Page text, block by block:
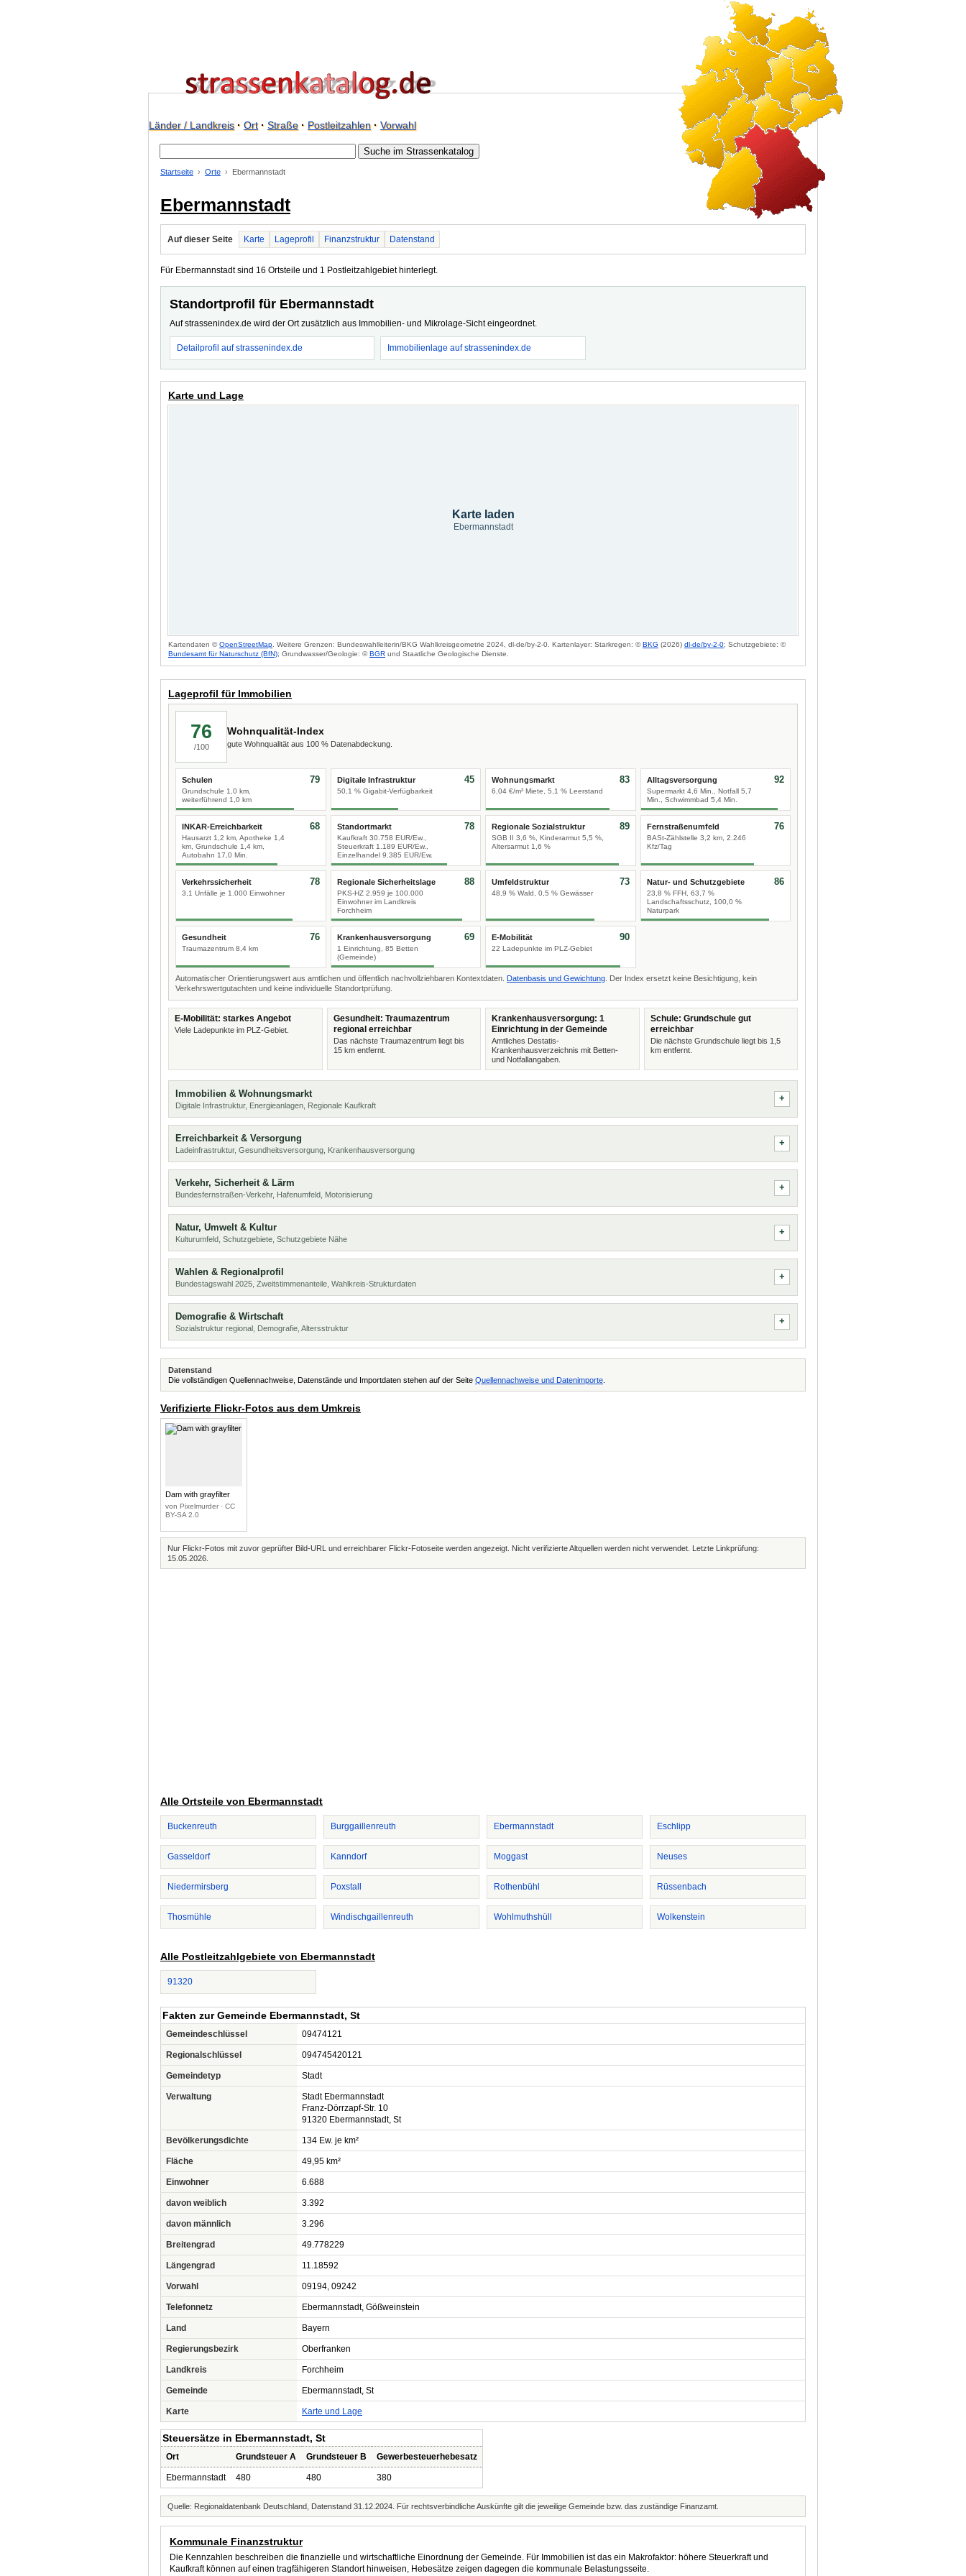
Länder / Landkreis· Ort· Straße· Postleitzahlen· Vorwahl
Startseite Orte Ebermannstadt
Ebermannstadt
Auf dieser Seite Karte Lageprofil Finanzstruktur Datenstand
Für Ebermannstadt sind 16 Ortsteile und 1 Postleitzahlgebiet hinterlegt.
Standortprofil für Ebermannstadt
Auf strassenindex.de wird der Ort zusätzlich aus Immobilien- und Mikrolage-Sicht eingeordnet.
Detailprofil auf strassenindex.de Immobilienlage auf strassenindex.de
Karte und Lage
Karte laden
Ebermannstadt
Kartendaten ©OpenStreetMap . Weitere Grenzen: Bundeswahlleiterin/BKG Wahlkreisgeometrie 2024, dl-de/by-2-0. Kartenlayer: Starkregen: ©BKG (2026) dl-de/by-2-0; Schutzgebiete: ©
Bundesamt für Naturschutz (BfN); Grundwasser/Geologie: ©BGR und Staatliche Geologische Dienste.
Lageprofil für Immobilien
76
/100
Wohnqualität-Index
gute Wohnqualität aus 100 % Datenabdeckung.
Schulen
Grundschule 1,0 km,
weiterführend 1,0 km
79 Digitale Infrastruktur
50,1 % Gigabit-Verfügbarkeit
45 Wohnungsmarkt
6,04 €/m² Miete, 5,1 % Leerstand
83 Alltagsversorgung
Supermarkt 4,6 Min., Notfall 5,7
Min., Schwimmbad 5,4 Min.
92
INKAR-Erreichbarkeit
Hausarzt 1,2 km, Apotheke 1,4
km, Grundschule 1,4 km,
Autobahn 17,0 Min.
68 Standortmarkt
Kaufkraft 30.758 EUR/Ew.,
Steuerkraft 1.189 EUR/Ew.,
Einzelhandel 9.385 EUR/Ew.
78 Regionale Sozialstruktur
SGB II 3,6 %, Kinderarmut 5,5 %,
Altersarmut 1,6 %
89 Fernstraßenumfeld
BASt-Zählstelle 3,2 km, 2.246
Kfz/Tag
76
Verkehrssicherheit
3,1 Unfälle je 1.000 Einwohner
78 Regionale Sicherheitslage
PKS-HZ 2.959 je 100.000
Einwohner im Landkreis
Forchheim
88 Umfeldstruktur
48,9 % Wald, 0,5 % Gewässer
73 Natur- und Schutzgebiete
23,8 % FFH, 63,7 %
Landschaftsschutz, 100,0 %
Naturpark
86
Gesundheit
Traumazentrum 8,4 km
76 Krankenhausversorgung
1 Einrichtung, 85 Betten
(Gemeinde)
69 E-Mobilität
22 Ladepunkte im PLZ-Gebiet
90
Automatischer Orientierungswert aus amtlichen und öffentlich nachvollziehbaren Kontextdaten. Datenbasis und Gewichtung . Der Index ersetzt keine Besichtigung, kein
Verkehrswertgutachten und keine individuelle Standortprüfung.
E-Mobilität: starkes Angebot
Viele Ladepunkte im PLZ-Gebiet.
Gesundheit: Traumazentrum
regional erreichbar
Das nächste Traumazentrum liegt bis
15 km entfernt.
Krankenhausversorgung: 1
Einrichtung in der Gemeinde
Amtliches Destatis-
Krankenhausverzeichnis mit Betten-
und Notfallangaben.
Schule: Grundschule gut
erreichbar
Die nächste Grundschule liegt bis 1,5
km entfernt.
Immobilien & Wohnungsmarkt
Digitale Infrastruktur, Energieanlagen, Regionale Kaufkraft
Erreichbarkeit & Versorgung
Ladeinfrastruktur, Gesundheitsversorgung, Krankenhausversorgung
Verkehr, Sicherheit & Lärm
Bundesfernstraßen-Verkehr, Hafenumfeld, Motorisierung
Natur, Umwelt & Kultur
Kulturumfeld, Schutzgebiete, Schutzgebiete Nähe
Wahlen & Regionalprofil
Bundestagswahl 2025, Zweitstimmenanteile, Wahlkreis-Strukturdaten
Demografie & Wirtschaft
Sozialstruktur regional, Demografie, Altersstruktur
Datenstand
Die vollständigen Quellennachweise, Datenstände und Importdaten stehen auf der Seite Quellennachweise und Datenimporte
Verifizierte Flickr-Fotos aus dem Umkreis
Dam with grayfilter
von Pixelmurder · CC
BY-SA 2.0
Nur Flickr-Fotos mit zuvor geprüfter Bild-URL und erreichbarer Flickr-Fotoseite werden angezeigt. Nicht verifizierte Altquellen werden nicht verwendet. Letzte Linkprüfung:
15.05.2026.
Alle Ortsteile von Ebermannstadt
Buckenreuth Burggaillenreuth Ebermannstadt Eschlipp
Gasseldorf Kanndorf Moggast Neuses
Niedermirsberg Poxstall Rothenbühl Rüssenbach
Thosmühle Windischgaillenreuth Wohlmuthshüll Wolkenstein
Alle Postleitzahlgebiete von Ebermannstadt
91320
Fakten zur Gemeinde Ebermannstadt, St
Gemeindeschlüssel 09474121
Regionalschlüssel 094745420121
Gemeindetyp Stadt
Verwaltung
Stadt Ebermannstadt
Franz-Dörrzapf-Str. 10
91320 Ebermannstadt, St
Bevölkerungsdichte 134 Ew. je km²
Fläche 49,95 km²
Einwohner 6.688
davon weiblich 3.392
davon männlich 3.296
Breitengrad 49.778229
Längengrad 11.18592
Vorwahl 09194, 09242
Telefonnetz Ebermannstadt, Gößweinstein
Land Bayern
Regierungsbezirk Oberfranken
Landkreis Forchheim
Gemeinde Ebermannstadt, St
Karte Karte und Lage
Steuersätze in Ebermannstadt, St
Ort Grundsteuer A Grundsteuer B Gewerbesteuerhebesatz
Ebermannstadt 480 480 380
Quelle: Regionaldatenbank Deutschland, Datenstand 31.12.2024. Für rechtsverbindliche Auskünfte gilt die jeweilige Gemeinde bzw. das zuständige Finanzamt.
Kommunale Finanzstruktur
Die Kennzahlen beschreiben die finanzielle und wirtschaftliche Einordnung der Gemeinde. Für Immobilien ist das ein Makrofaktor: höhere Steuerkraft und
Kaufkraft können auf einen tragfähigeren Standort hinweisen, Hebesätze zeigen dagegen die kommunale Belastungsseite.